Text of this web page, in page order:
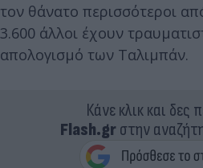
τον θάνατο περισσότεροι
3.600 άλλοι έχουν
απολογισμό των Ταλιμπάν.
Κάνε κλικ και δες
Flash.grστην